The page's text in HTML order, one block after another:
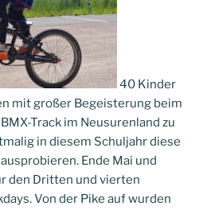
40 Kinder
mit großer Begeisterung beim
Track im Neusurenland zu
in diesem Schuljahr diese
Ende Mai und
den Dritten und vierten
Von der Pike auf wurden